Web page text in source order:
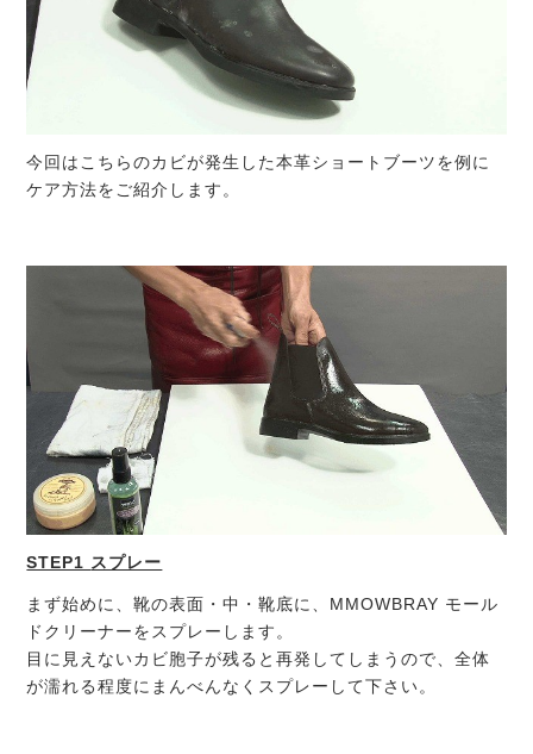
今回はこちらのカビが発生した本革ショートブーツを例に
ケア方法をご紹介します。
STEP1 スプレー
まず始めに、靴の表面・中・靴底に、MMOWBRAY モール
ドクリーナーをスプレーします。
目に見えないカビ胞子が残ると再発してしまうので、全体
が濡れる程度にまんべんなくスプレーして下さい。